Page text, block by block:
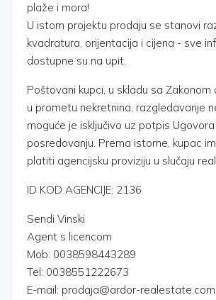
plaže i mora!
U istom projektu prodaju se stanovi
kvadratura, orijentacija i cijena - sve
dostupne su na upit.
Poštovani kupci, u skladu sa Zakonom
u prometu nekretnina, razgledavanje
moguće je isključivo uz potpis
posredovanju. Prema istome, kupac
platiti agencijsku proviziju u slučaju
ID KOD AGENCIJE: 2136
Sendi Vinski
Agent s licencom
Mob: 0038598443289
Tel: 0038551222673
E-mail: prodaja@ardor-realestate.com